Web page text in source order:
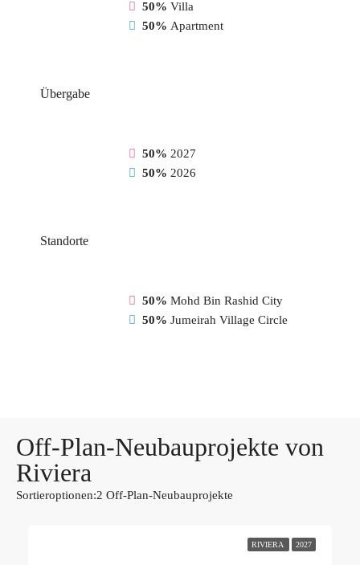
50% Villa
50% Apartment
Übergabe
50% 2027
50% 2026
Standorte
50% Mohd Bin Rashid City
50% Jumeirah Village Circle
Off-Plan-Neubauprojekte von
Riviera
2 Off-Plan-Neubauprojekte
Sortieroptionen:
RIVIERA 2027